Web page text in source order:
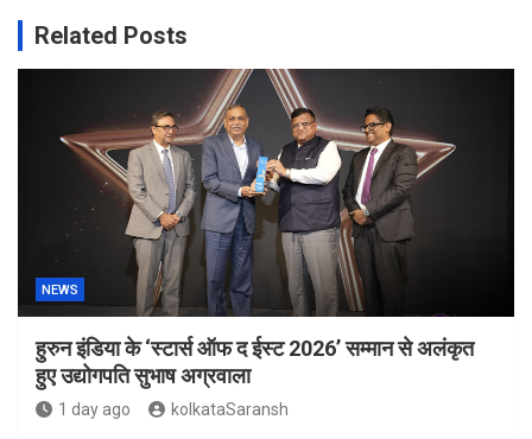
Related Posts
NEWS
हुरुन इंडिया के ‘स्टार्स ऑफ द ईस्ट 2026’ सम्मान से अलंकृत
हुए उद्योगपति सुभाष अग्रवाला
1 day ago kolkataSaransh